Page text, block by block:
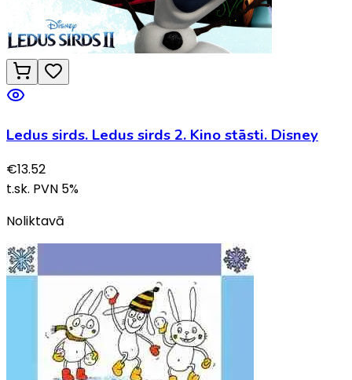
Ledus sirds. Ledus sirds 2. Kino stāsti. Disney
€13.52
t.sk. PVN 5%
Noliktavā